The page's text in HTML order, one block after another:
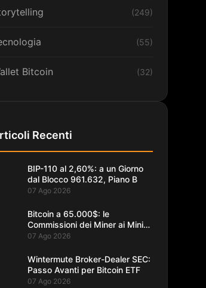
(249)
(55)
Bitcoin (32)
Recenti
BIP-110 al 2,60%: a un Giorno
dal Blocco 961.632, Piano B
07 Ago 2026
Bitcoin a 65.000$: le
Commissioni dei Miner ai Minimi
da un Decennio
07 Ago 2026
Wintermute Broker-Dealer SEC:
Passo Avanti per Bitcoin ETF
07 Ago 2026